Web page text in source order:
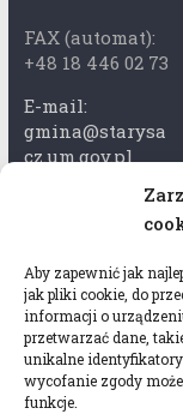
Aby zapewnić jak
jak pliki cookie, do
informacji o
przetwarzać dane,
unikalne
wycofanie zgody
funkcje.
FAX (automat):
+48 18 446 02 73
E-mail:
gmina@starysa
cz.um.gov.pl
Adres skrzynki
rytka
Adres do e-
Doręczeń:
AEL-97528-
78647-USWGJ-